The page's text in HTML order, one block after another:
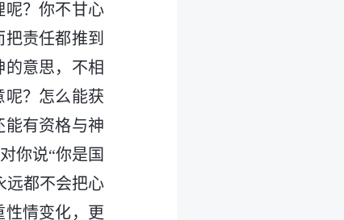
呢？你不甘心
责任都推到
意思，不相
呢？怎么能获
能有资格与神
你说“你是国
远都不会把心
情变化，更